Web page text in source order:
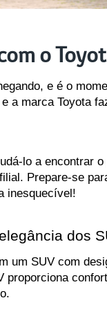
o
e é o
a marca Toyota
lo a encontrar
Prepare-se
inesquecível!
dos
um SUV com
proporciona